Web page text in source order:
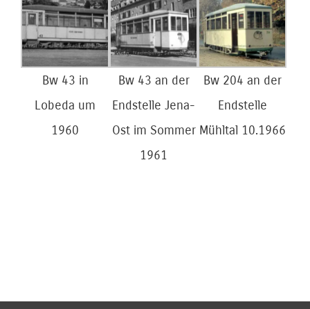
Bw 43 in
Lobeda um
1960
Bw 43 an der
Endstelle Jena-
Ost im Sommer
1961
Bw 204 an der
Endstelle
Mühltal 10.1966